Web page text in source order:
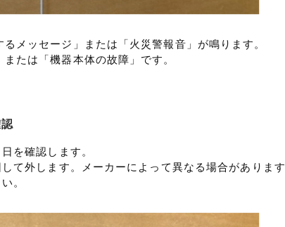
メッセージ」または「火災警報音」が鳴ります。
たは「機器本体の故障」です。
を確認します。
て外します。メーカーによって異なる場合があります
。